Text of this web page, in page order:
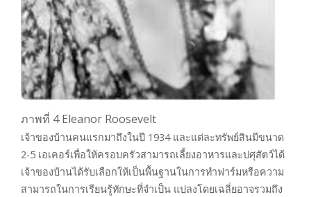
ภาพที่ 4 Eleanor Roosevelt
เจ้าของบ้านคนแรกมาถึงในปี 1934 และแต่ละทรัพย์สินมีขนาด
2-5 เอเคอร์เพื่อให้ครอบครัวสามารถเลี้ยงอาหารและปศุสัตว์ได้
เจ้าของบ้านได้รับเลือกให้เป็นพื้นฐานในการทำฟาร์มหรือความ
สามารถในการเรียนรู้ทักษะที่จำเป็น แปลงโดยเฉลี่ยอาจรวมถึง